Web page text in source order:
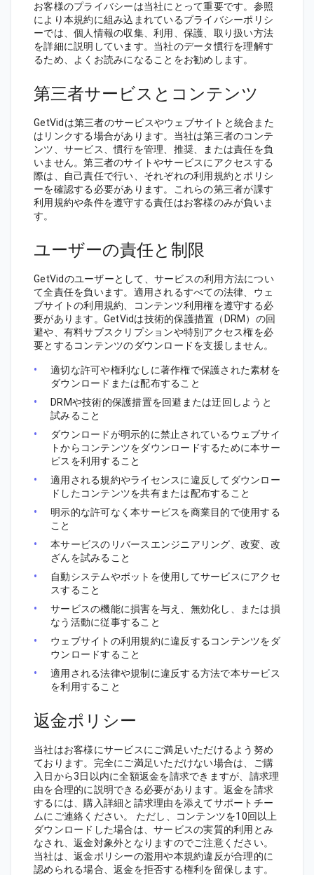
お客様のプライバシーは当社にとって重要です。参照
により本規約に組み込まれているプライバシーポリシ
ーでは、個人情報の収集、利用、保護、取り扱い方法
を詳細に説明しています。当社のデータ慣行を理解す
るため、よくお読みになることをお勧めします。
第三者サービスとコンテンツ
GetVidは第三者のサービスやウェブサイトと統合また
はリンクする場合があります。当社は第三者のコンテ
ンツ、サービス、慣行を管理、推奨、または責任を負
いません。第三者のサイトやサービスにアクセスする
際は、自己責任で行い、それぞれの利用規約とポリシ
ーを確認する必要があります。これらの第三者が課す
利用規約や条件を遵守する責任はお客様のみが負いま
す。
ユーザーの責任と制限
GetVidのユーザーとして、サービスの利用方法につい
て全責任を負います。適用されるすべての法律、ウェ
ブサイトの利用規約、コンテンツ利用権を遵守する必
要があります。GetVidは技術的保護措置（DRM）の回
避や、有料サブスクリプションや特別アクセス権を必
要とするコンテンツのダウンロードを支援しません。
適切な許可や権利なしに著作権で保護された素材を
ダウンロードまたは配布すること
DRMや技術的保護措置を回避または迂回しようと
試みること
ダウンロードが明示的に禁止されているウェブサイ
トからコンテンツをダウンロードするために本サー
ビスを利用すること
適用される規約やライセンスに違反してダウンロー
ドしたコンテンツを共有または配布すること
明示的な許可なく本サービスを商業目的で使用する
こと
本サービスのリバースエンジニアリング、改変、改
ざんを試みること
自動システムやボットを使用してサービスにアクセ
スすること
サービスの機能に損害を与え、無効化し、または損
なう活動に従事すること
ウェブサイトの利用規約に違反するコンテンツをダ
ウンロードすること
適用される法律や規制に違反する方法で本サービス
を利用すること
返金ポリシー
当社はお客様にサービスにご満足いただけるよう努め
ております。完全にご満足いただけない場合は、ご購
入日から3日以内に全額返金を請求できますが、請求理
由を合理的に説明できる必要があります。返金を請求
するには、購入詳細と請求理由を添えてサポートチー
ムにご連絡ください。 ただし、コンテンツを10回以上
ダウンロードした場合は、サービスの実質的利用とみ
なされ、返金対象外となりますのでご注意ください。
当社は、返金ポリシーの濫用や本規約違反が合理的に
認められる場合、返金を拒否する権利を留保します。